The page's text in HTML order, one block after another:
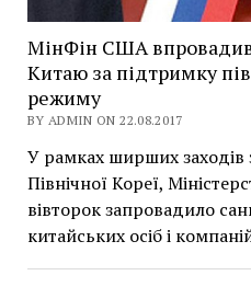
МінФін США впровадив
Китаю за підтримку
режиму
BY ADMIN ON 22.08.2017
У рамках ширших заходів
Північної Кореї,
вівторок запровадило
китайських осіб і